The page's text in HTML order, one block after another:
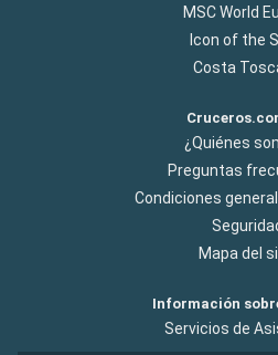
MSC World
Icon of the
Costa
¿Quiénes
Preguntas
Condiciones
Mapa del
Información
Servicios de